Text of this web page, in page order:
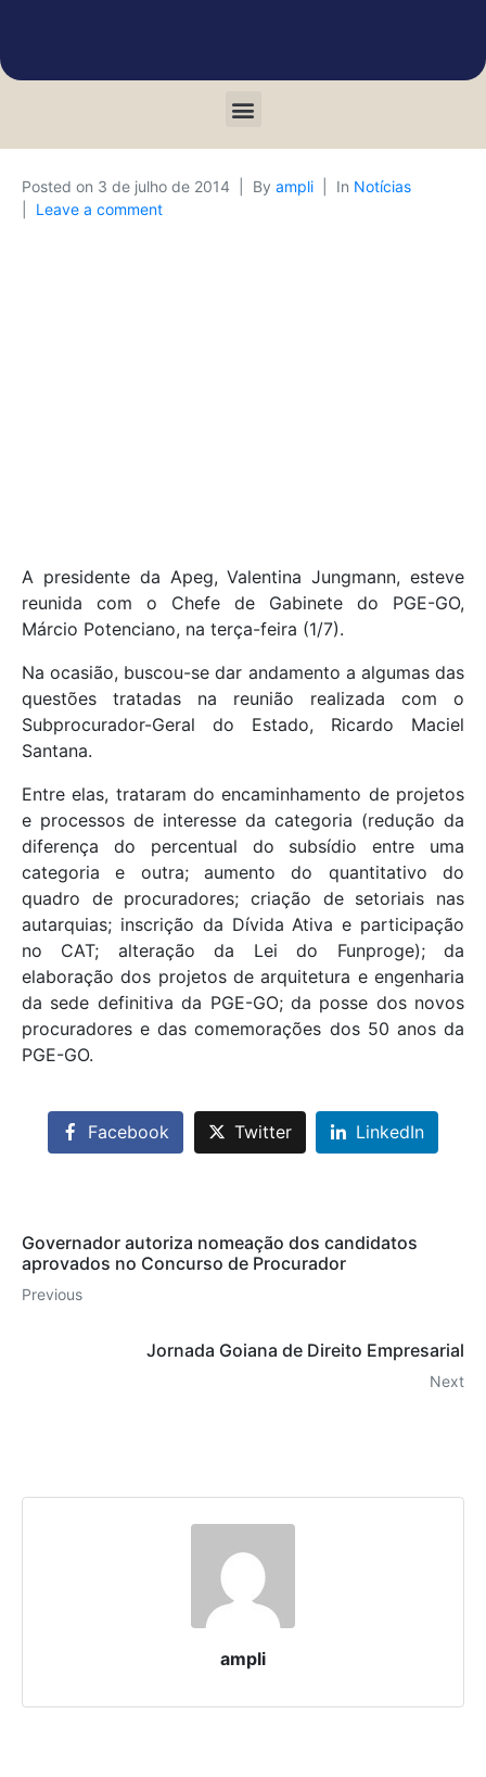
Posted on 3 de julho de 2014 By ampli In Notícias
Leave a comment
A presidente da Apeg, Valentina Jungmann, esteve
reunida com o Chefe de Gabinete do PGE-GO,
Márcio Potenciano, na terça-feira (1/7).
Na ocasião, buscou-se dar andamento a algumas das
questões tratadas na reunião realizada com o
Subprocurador-Geral do Estado, Ricardo Maciel
Santana.
Entre elas, trataram do encaminhamento de projetos
e processos de interesse da categoria (redução da
diferença do percentual do subsídio entre uma
categoria e outra; aumento do quantitativo do
quadro de procuradores; criação de setoriais nas
autarquias; inscrição da Dívida Ativa e participação
no CAT; alteração da Lei do Funproge); da
elaboração dos projetos de arquitetura e engenharia
da sede definitiva da PGE-GO; da posse dos novos
procuradores e das comemorações dos 50 anos da
PGE-GO.
Facebook Twitter LinkedIn
Governador autoriza nomeação dos candidatos
aprovados no Concurso de Procurador
Previous
Jornada Goiana de Direito Empresarial
Next
ampli